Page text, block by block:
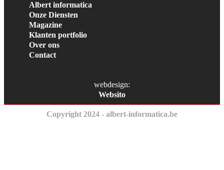
Albert informatica
Onze Diensten
Magazine
Klanten portfolio
Over ons
Contact
webdesign:
Websito
Copyright 2024 - albert-informatica.be